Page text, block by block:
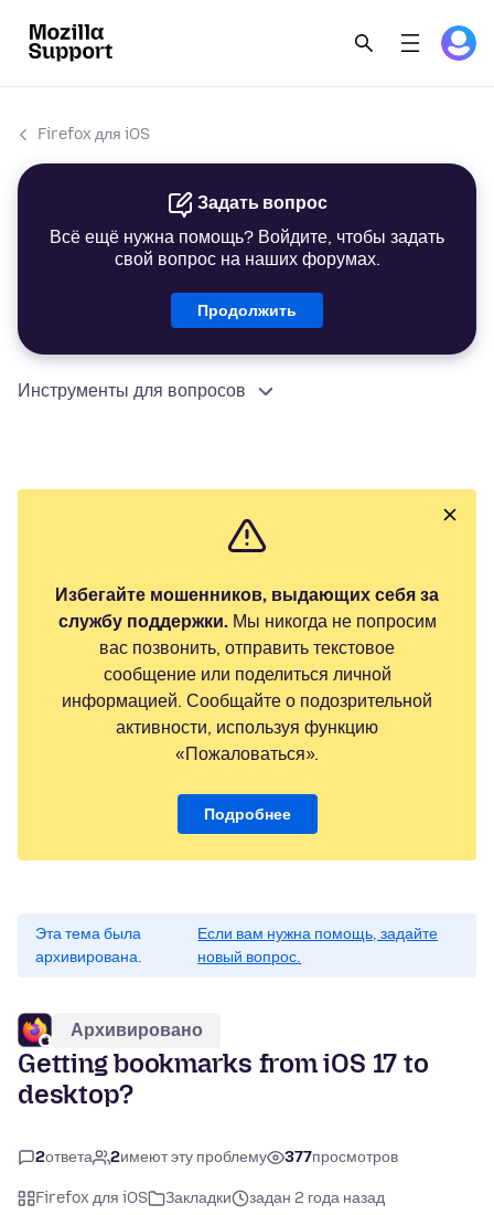
Firefox для iOS
Задать вопрос
Всё ещё нужна помощь? Войдите, чтобы задать
свой вопрос на наших форумах.
Продолжить
Инструменты для вопросов
Избегайте мошенников, выдающих себя за
службу поддержки.Мы никогда не попросим
вас позвонить, отправить текстовое
сообщение или поделиться личной
информацией. Сообщайте о подозрительной
активности, используя функцию
«Пожаловаться».
Подробнее
Эта тема была
архивирована.
Если вам нужна помощь, задайте
новый вопрос.
Архивировано
Getting bookmarks from iOS 17 to
desktop?
2ответа 2имеют эту проблему 377просмотров
Firefox для iOS Закладки
задан 2 года назад